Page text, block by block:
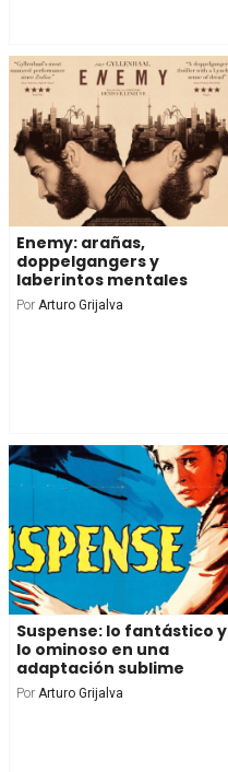
Enemy: arañas,
doppelgangers y
laberintos mentales
Por Arturo Grijalva
Suspense: lo fantástico y
lo ominoso en una
adaptación sublime
Por Arturo Grijalva